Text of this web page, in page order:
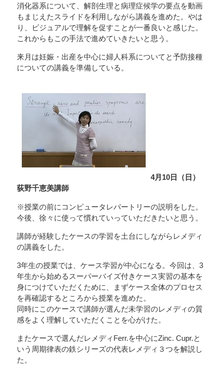
消化器系について、解剖生理と病理症候学の要点を動画
もまじえたスライドを利用しながら講義を進めた。やは
り、ビジュアルで理解を促すことが一番良いと感じた。
これからもこの手法で進めていきたいと思う。
来月は妊娠・出産を中心に婦人科系についてと予防接種
についての講義を準備している。
4月10日（日）
荻野千恵美講師
※授業の前にコンピュータレパートリーの説明をした。
今後、徐々に使って慣れていっていただきたいと思う。
講師が経験したケースの学習を土台にしながらレメディ
の講義をした。
3年生の授業では、ケース学習が中心になる。今回は、3
年生から始めるスーパーバイズ付きケース実習の基本を
身につけていただくために、まずケース全体のプロセス
を再確認するところから授業を進めた。
同時にこのケースで講師が選んだ未学習のレメディの質
感をよく理解していただくことを心がけた。
またケースで選んだレメディFerr.を中心にZinc. Cupr.と
いう周期律表の鉄シリーズの代表レメディ３つを解説し
た。